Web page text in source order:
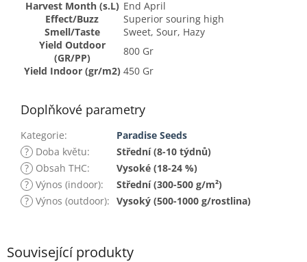
Související produkty
Harvest Month (s.L) End April
Effect/Buzz
Superior souring high
Smell/Taste
Sweet, Sour, Hazy
Yield Outdoor
(GR/PP)
800 Gr
Yield Indoor (gr/m2) 450 Gr
Doplňkové parametry
Kategorie:
Paradise Seeds
? Doba květu:
Střední (8-10 týdnů)
? Obsah THC:
Vysoké (18-24 %)
? Výnos (indoor):
Střední (300-500 g/m²)
? Výnos (outdoor): Vysoký (500-1000 g/rostlina)